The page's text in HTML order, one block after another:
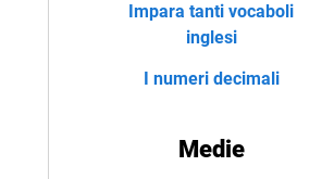
Impara tanti vocaboli
inglesi
I numeri decimali
Medie